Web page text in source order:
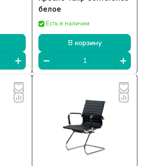
белое
Есть в наличии
В корзину